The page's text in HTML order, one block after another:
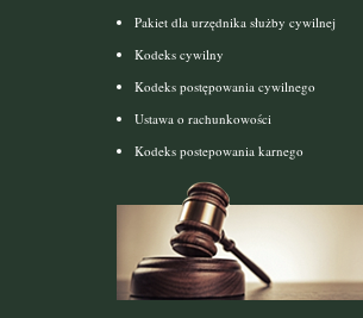
Pakiet dla urzędnika służby cywilnej
Kodeks cywilny
Kodeks postępowania cywilnego
Ustawa o rachunkowości
Kodeks postepowania karnego